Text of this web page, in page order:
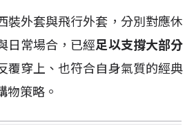
裝外套與飛行外套，分別對應休
日常場合，已經足以支撐大部分
覆穿上、也符合自身氣質的經典
物策略。